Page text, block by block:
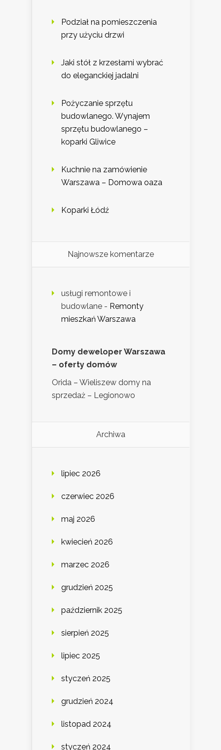
Podział na pomieszczenia
przy użyciu drzwi
Jaki stół z krzesłami wybrać
do eleganckiej jadalni
Pożyczanie sprzętu
budowlanego. Wynajem
sprzętu budowlanego –
koparki Gliwice
Kuchnie na zamówienie
Warszawa – Domowa oaza
Koparki Łódź
Najnowsze komentarze
usługi remontowe i
budowlane - Remonty
mieszkań Warszawa
Domy deweloper Warszawa
– oferty domów
Orida – Wieliszew domy na
sprzedaż – Legionowo
Archiwa
lipiec 2026
czerwiec 2026
maj 2026
kwiecień 2026
marzec 2026
grudzień 2025
październik 2025
sierpień 2025
lipiec 2025
styczeń 2025
grudzień 2024
listopad 2024
styczeń 2024